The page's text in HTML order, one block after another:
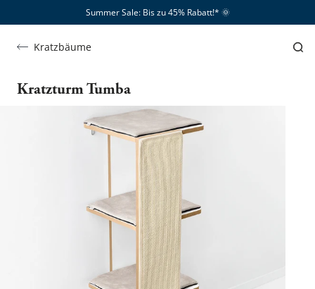
Summer Sale: Bis zu 45% Rabatt!*​ 🌞
Kratzbäume
Kratzturm Tumba